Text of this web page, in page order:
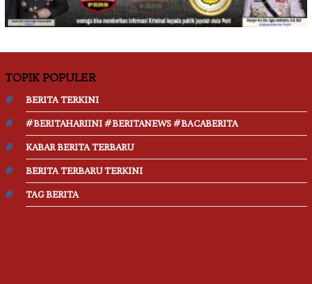
TOPIK POPULER
BERITA TERKINI
#BERITAHARIINI #BERITANEWS #BACABERITA
KABAR BERITA TERBARU
BERITA TERBARU TERKINI
TAG BERITA